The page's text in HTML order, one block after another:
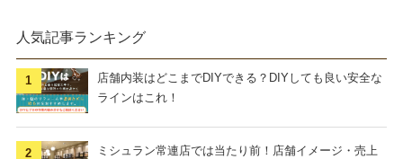
人気記事ランキング
店舗内装はどこまでDIYできる？DIYしても良い安全な
ラインはこれ！
ミシュラン常連店では当たり前！店舗イメージ・売上